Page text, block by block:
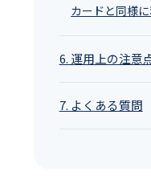
カードと同様に
6. 運用上の注意
7. よくある質問